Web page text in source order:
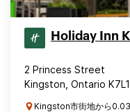
Holiday Inn
2 Princess Street
Kingston, Ontario
Kingston市街地から